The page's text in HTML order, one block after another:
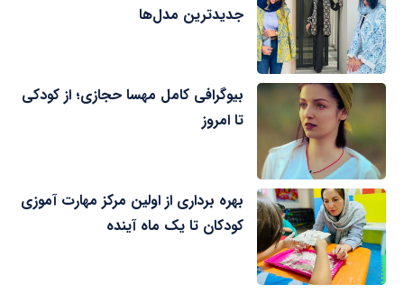
جدیدترین مدل‌ها
بیوگرافی کامل مهسا حجازی؛ از کودکی
تا امروز
بهره برداری از اولین مرکز مهارت آموزی
کودکان تا یک ماه آینده